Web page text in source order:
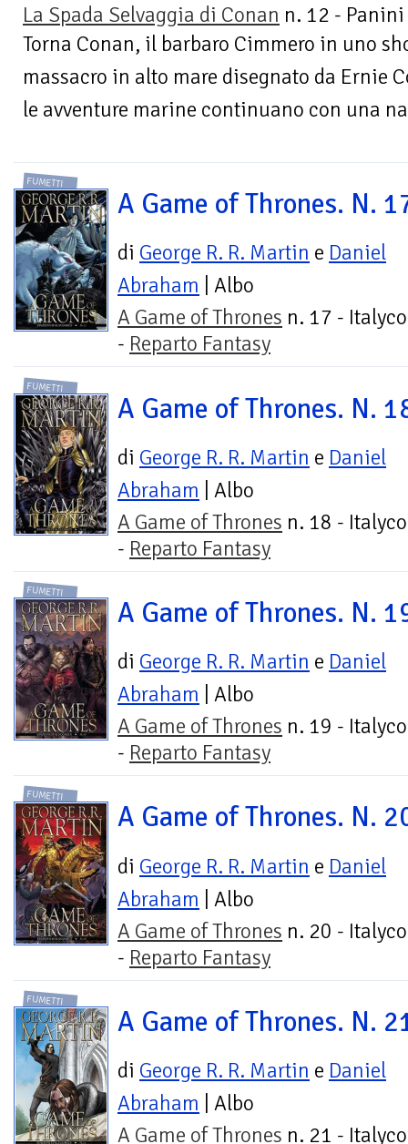
La Spada Selvaggia di Conan n. 12 -
Torna Conan, il barbaro Cimmero in uno
massacro in alto mare disegnato da Ernie
le avventure marine continuano con una
FUMETTI
A Game of Thrones. N.
di George R. R. Martin e Daniel
Abraham | Albo
A Game of Thrones n. 17 -
- Reparto Fantasy
FUMETTI
A Game of Thrones. N.
di George R. R. Martin e Daniel
Abraham | Albo
A Game of Thrones n. 18 -
- Reparto Fantasy
FUMETTI
A Game of Thrones. N.
di George R. R. Martin e Daniel
Abraham | Albo
A Game of Thrones n. 19 -
- Reparto Fantasy
FUMETTI
A Game of Thrones. N.
di George R. R. Martin e Daniel
Abraham | Albo
A Game of Thrones n. 20 -
- Reparto Fantasy
FUMETTI
A Game of Thrones. N.
di George R. R. Martin e Daniel
Abraham | Albo
A Game of Thrones n. 21 -